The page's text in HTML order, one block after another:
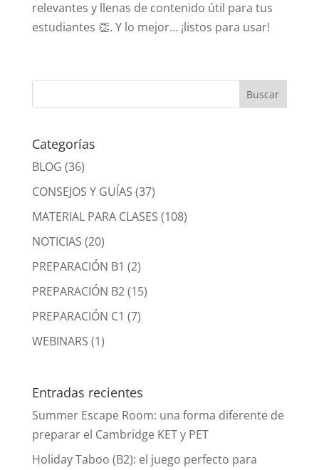
relevantes y llenas de contenido útil para tus
estudiantes 👏. Y lo mejor… ¡listos para usar!
Categorías
BLOG (36)
CONSEJOS Y GUÍAS (37)
MATERIAL PARA CLASES (108)
NOTICIAS (20)
PREPARACIÓN B1 (2)
PREPARACIÓN B2(15)
PREPARACIÓN C1 (7)
WEBINARS (1)
Entradas recientes
Summer Escape Room: una forma diferente de
preparar el Cambridge KET y PET
Holiday Taboo (B2): el juego perfecto para